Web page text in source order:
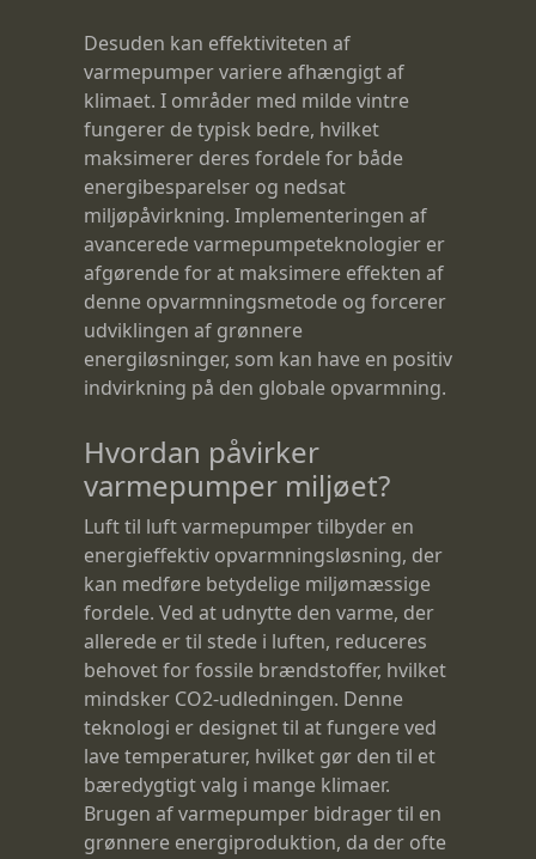
Desuden kan effektiviteten af
varmepumper variere afhængigt af
klimaet. I områder med milde vintre
fungerer de typisk bedre, hvilket
maksimerer deres fordele for både
energibesparelser og nedsat
miljøpåvirkning. Implementeringen af
avancerede varmepumpeteknologier er
afgørende for at maksimere effekten af
denne opvarmningsmetode og forcerer
udviklingen af grønnere
energiløsninger, som kan have en positiv
indvirkning på den globale opvarmning.
Hvordan påvirker
varmepumper miljøet?
Luft til luft varmepumper tilbyder en
energieffektiv opvarmningsløsning, der
kan medføre betydelige miljømæssige
fordele. Ved at udnytte den varme, der
allerede er til stede i luften, reduceres
behovet for fossile brændstoffer, hvilket
mindsker CO2-udledningen. Denne
teknologi er designet til at fungere ved
lave temperaturer, hvilket gør den til et
bæredygtigt valg i mange klimaer.
Brugen af varmepumper bidrager til en
grønnere energiproduktion, da der ofte